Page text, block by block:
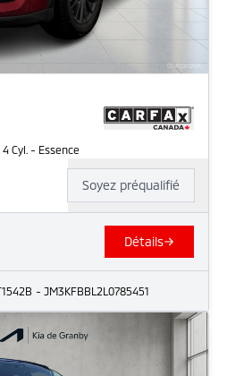
Cyl. - Essence
Soyez préqualifié
Détails
- JM3KFBBL2L0785451